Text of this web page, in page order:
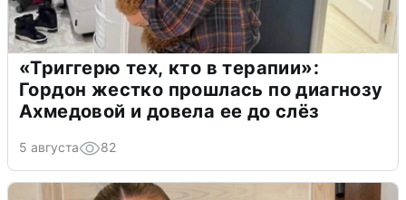
«Триггерю тех, кто в терапии»:
Гордон жестко прошлась по диагнозу
Ахмедовой и довела ее до слёз
5 августа 82